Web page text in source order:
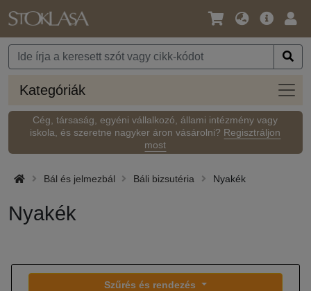
Nyelv
Pénznem
Fő
Kategóriák
Cég, társaság, egyéni vállalkozó, állami intézmény vagy
iskola, és szeretne nagyker áron vásárolni? Regisztráljon
most
Bál és jelmezbál Báli bizsutéria Nyakék
Nyakék
Szűrés és rendezés